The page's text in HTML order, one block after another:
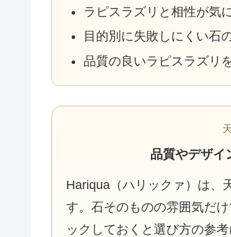
ラピスラズリと相性が気
目的別に失敗しにくい石
品質の良いラピスラズリ
品質やデザイ
Hariqua（ハリックァ）は、
す。石そのものの雰囲気だ
ックしておくと選び方の参考